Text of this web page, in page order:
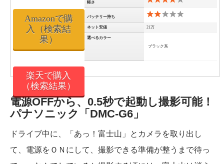
軽さ
バッテリー持ち
ネット安値 21万
選べるカラー
ブラック系
Amazonで購
入（検索結
果）
楽天で購入
（検索結果）
電源OFFから、0.5秒で起動し撮影可能！
パナソニック「DMC-G6」
ドライブ中に、「あっ！富士山」とカメラを取り出し
て、電源をＯＮにして、撮影できる準備が整うまで待っ